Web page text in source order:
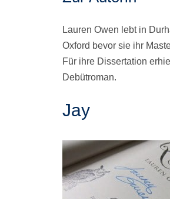
Lauren Owen lebt in
Oxford bevor sie ihr
Für ihre Dissertation
Debütroman.
Jay